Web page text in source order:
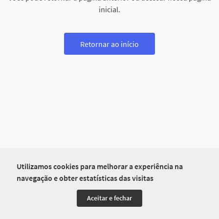
Utilizamos cookies para melhorar a experiência na
navegação e obter estatísticas das visitas
Aceitar e fechar
inicial.
Retornar ao início